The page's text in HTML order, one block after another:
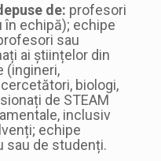
de: profesori
în echipă); echipe
sau
ai științelor din
(ingineri,
biologi,
de STEAM
inclusiv
echipe
sau de studenți.